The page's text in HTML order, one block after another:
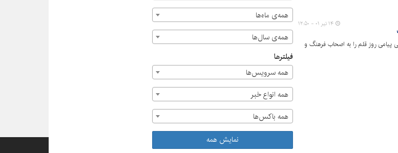
پیامی روز قلم را به اصحاب فرهنگ و
۱۴ تیر ۰۱ - ۱۲:۵۰
همه‌ی ماه‌ها
همه‌ی سال‌ها
فیلترها
همه سرویس‌ها
همه انواع خبر
همه باکس‌ها
نمایش همه